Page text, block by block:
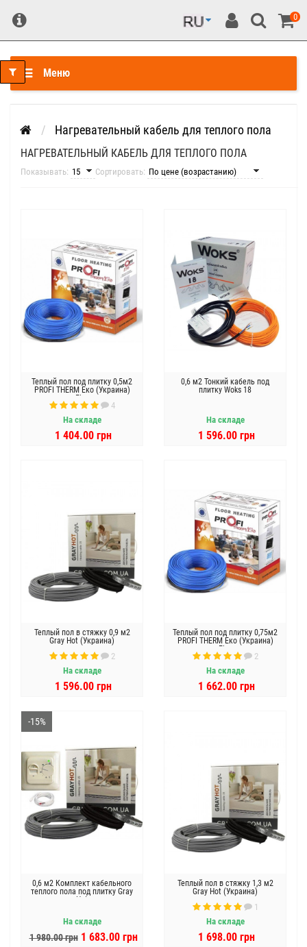
0
Меню
Нагревательный кабель для теплого пола
НАГРЕВАТЕЛЬНЫЙ КАБЕЛЬ ДЛЯ ТЕПЛОГО ПОЛА
Показывать: Сортировать:
Теплый пол под плитку 0,5м2
PROFI THERM Еко (Украина)
Flex
4
На складе
1 404.00 грн
0,6 м2 Тонкий кабель под
плитку Woks 18
На складе
1 596.00 грн
Теплый пол в стяжку 0,9 м2
Gray Hot (Украина)
2
На складе
1 596.00 грн
Теплый пол под плитку 0,75м2
PROFI THERM Еко (Украина)
Flex
2
На складе
1 662.00 грн
-15%
0,6 м2 Комплект кабельного
теплого пола под плитку Gray
Hot
На складе
1 980.00 грн 1 683.00 грн
Теплый пол в стяжку 1,3 м2
Gray Hot (Украина)
1
На складе
1 698.00 грн